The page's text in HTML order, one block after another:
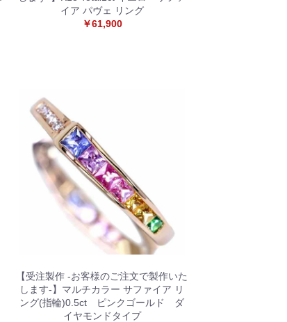
イア パヴェ リング
￥61,900
【受注製作 -お客様のご注文で製作いた
します-】マルチカラー サファイア リ
ング(指輪)0.5ct ピンクゴールド ダ
イヤモンドタイプ